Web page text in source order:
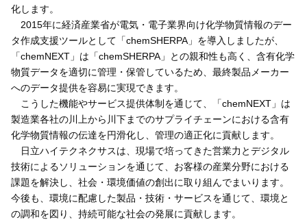
化します。
2015年に経済産業省が電気・電子業界向け化学物質情報のデー
タ作成支援ツールとして「chemSHERPA」を導入しましたが、
「chemNEXT」は「chemSHERPA」との親和性も高く、含有化学
物質データを適切に管理・保管しているため、最終製品メーカー
へのデータ提供を容易に実現できます。
こうした機能やサービス提供体制を通じて、「chemNEXT」は
製造業各社の川上から川下までのサプライチェーンにおける含有
化学物質情報の伝達を円滑化し、管理の適正化に貢献します。
日立ハイテクネクサスは、現場で培ってきた営業力とデジタル
技術によるソリューションを通じて、お客様の産業分野における
課題を解決し、社会・環境価値の創出に取り組んでまいります。
今後も、環境に配慮した製品・技術・サービスを通じて、環境と
の調和を図り、持続可能な社会の発展に貢献します。